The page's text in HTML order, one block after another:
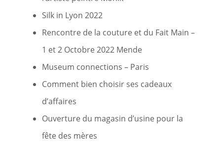
Silk in Lyon 2022
Rencontre de la couture et du Fait Main –
1 et 2 Octobre 2022 Mende
Museum connections – Paris
Comment bien choisir ses cadeaux
d’affaires
Ouverture du magasin d’usine pour la
fête des mères